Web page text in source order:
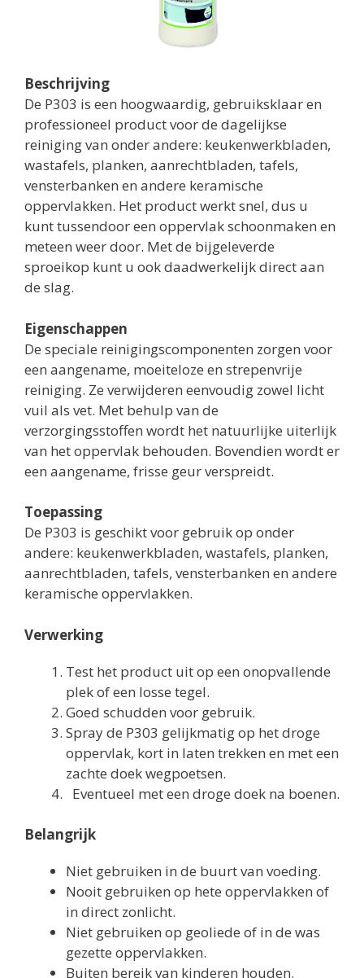
Beschrijving
De P303 is een hoogwaardig, gebruiksklaar en
professioneel product voor de dagelijkse
reiniging van onder andere: keukenwerkbladen,
wastafels, planken, aanrechtbladen, tafels,
vensterbanken en andere keramische
oppervlakken. Het product werkt snel, dus u
kunt tussendoor een oppervlak schoonmaken en
meteen weer door. Met de bijgeleverde
sproeikop kunt u ook daadwerkelijk direct aan
de slag.
Eigenschappen
De speciale reinigingscomponenten zorgen voor
een aangename, moeiteloze en strepenvrije
reiniging. Ze verwijderen eenvoudig zowel licht
vuil als vet. Met behulp van de
verzorgingsstoffen wordt het natuurlijke uiterlijk
van het oppervlak behouden. Bovendien wordt er
een aangename, frisse geur verspreidt.
Toepassing
De P303 is geschikt voor gebruik op onder
andere: keukenwerkbladen, wastafels, planken,
aanrechtbladen, tafels, vensterbanken en andere
keramische oppervlakken.
Verwerking
Test het product uit op een onopvallende
plek of een losse tegel.
Goed schudden voor gebruik.
Spray de P303 gelijkmatig op het droge
oppervlak, kort in laten trekken en met een
zachte doek wegpoetsen.
Eventueel met een droge doek na boenen.
Belangrijk
Niet gebruiken in de buurt van voeding.
Nooit gebruiken op hete oppervlakken of
in direct zonlicht.
Niet gebruiken op geoliede of in de was
gezette oppervlakken.
Buiten bereik van kinderen houden.